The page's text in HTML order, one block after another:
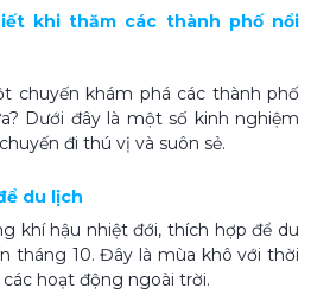
khi thăm các thành phố nổi
chuyến khám phá các thành phố
Dưới đây là một số kinh nghiệm
đi thú vị và suôn sẻ.
du lịch
khí hậu nhiệt đới, thích hợp để du
tháng 10. Đây là mùa khô với thời
hoạt động ngoài trời.